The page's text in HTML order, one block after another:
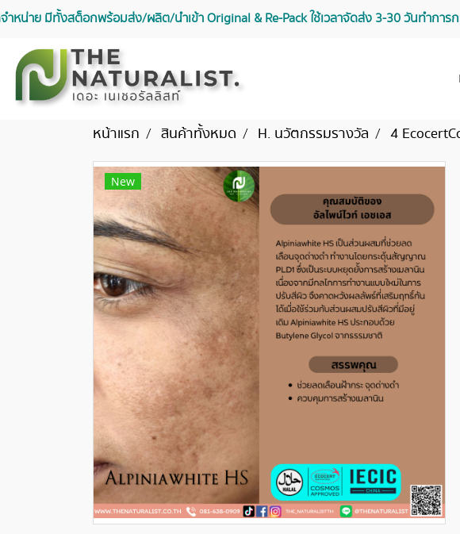
น่าย มีทั้งสต็อกพร้อมส่ง/ผลิต/นำเข้า Original & Re-Pack ใช้เวลาจัดส่ง 3-30 วันทำกา
หน้าแรก สินค้าทั้งหมด H. นวัตกรรมรางวัล 4
New